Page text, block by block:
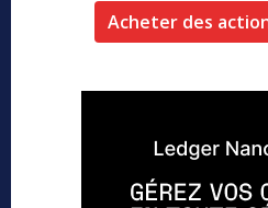
Acheter des